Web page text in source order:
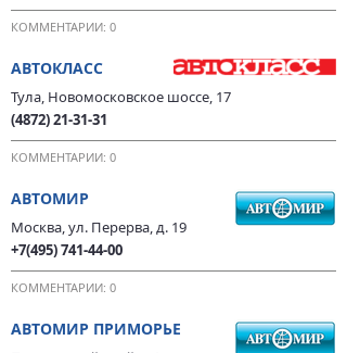
КОММЕНТАРИИ: 0
АВТОКЛАСС
Тула, Новомосковское шоссе, 17
(4872) 21-31-31
КОММЕНТАРИИ: 0
АВТОМИР
Москва, ул. Перерва, д. 19
+7(495) 741-44-00
КОММЕНТАРИИ: 0
АВТОМИР ПРИМОРЬЕ